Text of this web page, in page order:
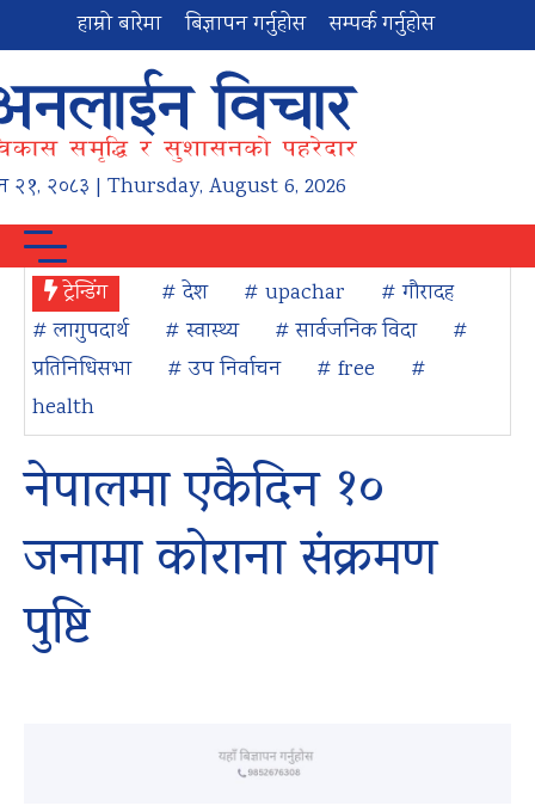
हाम्रो बारेमा बिज्ञापन गर्नुहोस सम्पर्क गर्नुहोस
२१, २०८३ | Thursday, August 6, 2026
ट्रेन्डिंग # देश # upachar
# गौरादह
# लागुपदार्थ
# स्वास्थ्य # सार्वजनिक विदा
#
प्रतिनिधिसभा
# उप निर्वाचन # free
#
health
नेपालमा एकैदिन १०
जनामा कोराना संक्रमण
पुष्टि